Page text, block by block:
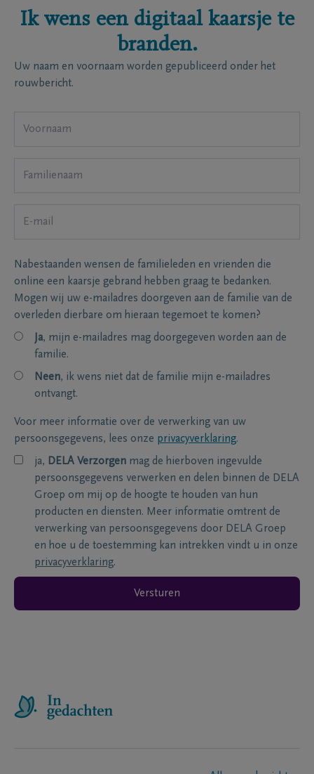
Ik wens een digitaal kaarsje te
branden.
Uw naam en voornaam worden gepubliceerd onder het
rouwbericht.
Nabestaanden wensen de familieleden en vrienden die
online een kaarsje gebrand hebben graag te bedanken.
Mogen wij uw e-mailadres doorgeven aan de familie van de
overleden dierbare om hieraan tegemoet te komen?
Ja, mijn e-mailadres mag doorgegeven worden aan de
familie.
Neen, ik wens niet dat de familie mijn e-mailadres
ontvangt.
Voor meer informatie over de verwerking van uw
persoonsgegevens, lees onze privacyverklaring.
ja, DELA Verzorgen mag de hierboven ingevulde
persoonsgegevens verwerken en delen binnen de DELA
Groep om mij op de hoogte te houden van hun
producten en diensten. Meer informatie omtrent de
verwerking van persoonsgegevens door DELA Groep
en hoe u de toestemming kan intrekken vindt u in onze
privacyverklaring.
Versturen